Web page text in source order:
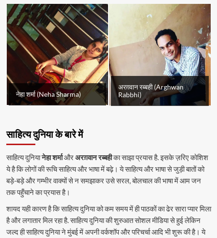
नेहा शर्मा (Neha Sharma)
अरग़वान रब्बही (Arghwan
Rabbhi)
साहित्य दुनिया के बारे में
साहित्य दुनियानेहा शर्माऔरअरग़वान रब्बहीका साझा प्रयास है. इसके ज़रिए कोशिश
ये है कि लोगों की रूचि साहित्य और भाषा में बढ़े। ये साहित्य और भाषा से जुड़ी बातों को
बड़े-बड़े और गम्भीर वाक्यों से न समझाकर उसे सरल, बोलचाल की भाषा में आम जन
तक पहुँचाने का प्रयास है।
शायद यही कारण है कि साहित्य दुनिया को कम समय में ही पाठकों का ढेर सारा प्यार मिला
है और लगातार मिल रहा है. साहित्य दुनिया की शुरुआत सोशल मीडिया से हुई लेकिन
जल्द ही साहित्य दुनिया ने मुंबई में अपनी वर्कशॉप और परिचर्चा आदि भी शुरू की है। ये